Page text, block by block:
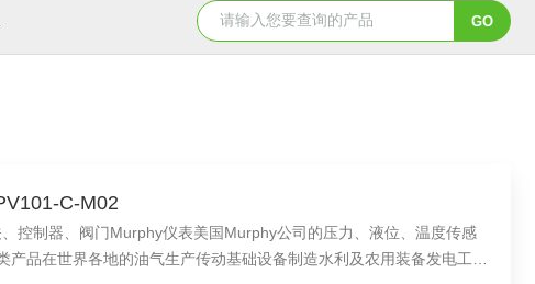
5347信德迈代理Parker 45度绝缘防水接头 5353信
C-M02
控制器、阀门Murphy仪表美国Murphy公司的压力、液位、温度传感
品在世界各地的油气生产传动基础设备制造水利及农用装备发电工厂